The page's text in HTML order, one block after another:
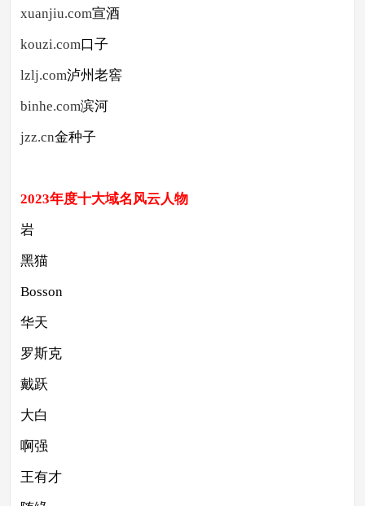
xuanjiu.com宣酒
kouzi.com口子
lzlj.com泸州老窖
binhe.com滨河
jzz.cn金种子
2023年度十大域名风云人物
岩
黑猫
Bosson
华天
罗斯克
戴跃
大白
啊强
王有才